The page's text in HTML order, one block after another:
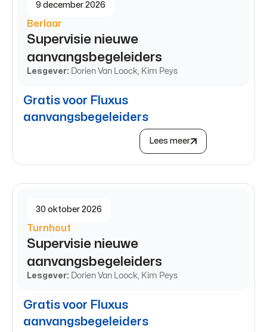
9 december 2026
Berlaar
Supervisie nieuwe
aanvangsbegeleiders
Lesgever: Dorien Van Loock, Kim Peys
Gratis voor Fluxus
aanvangsbegeleiders
Lees meer
30 oktober 2026
Turnhout
Supervisie nieuwe
aanvangsbegeleiders
Lesgever: Dorien Van Loock, Kim Peys
Gratis voor Fluxus
aanvangsbegeleiders